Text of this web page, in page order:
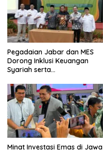
Pegadaian Jabar dan MES
Dorong Inklusi Keuangan
Syariah serta
Minat Investasi Emas di Jawa